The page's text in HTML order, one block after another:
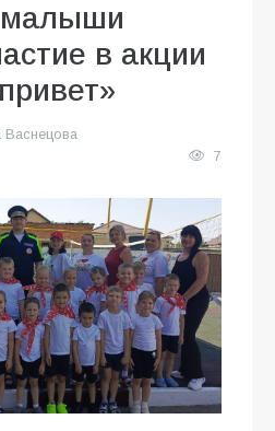
малыши
в акции
Васнецова
7